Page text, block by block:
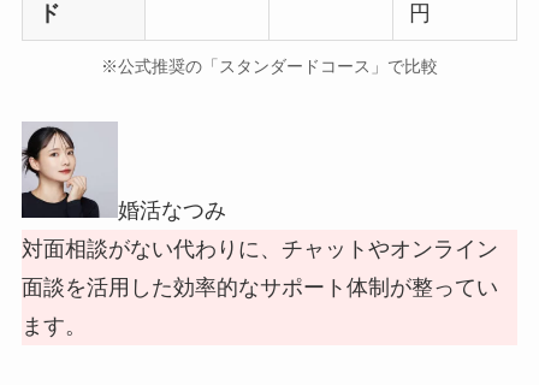
ド
円
※公式推奨の「スタンダードコース」で比較
婚活なつみ
対面相談がない代わりに、チャットやオンライン
面談を活用した効率的なサポート体制が整ってい
ます。